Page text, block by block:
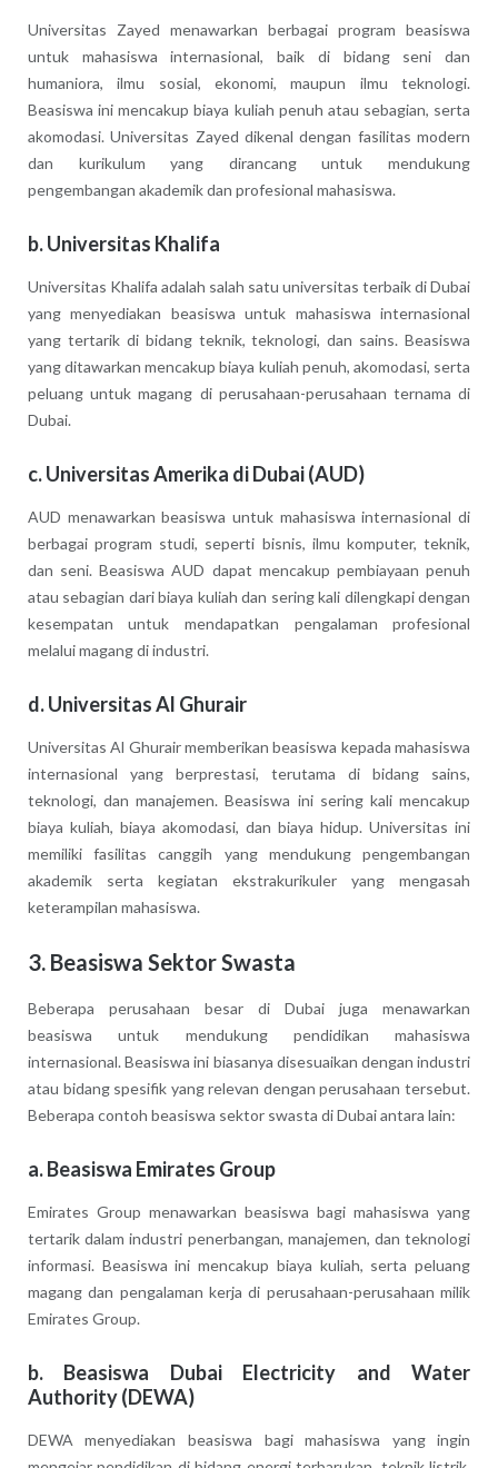
Universitas Zayed menawarkan berbagai program beasiswa
untuk mahasiswa internasional, baik di bidang seni dan
humaniora, ilmu sosial, ekonomi, maupun ilmu teknologi.
Beasiswa ini mencakup biaya kuliah penuh atau sebagian, serta
akomodasi. Universitas Zayed dikenal dengan fasilitas modern
dan kurikulum yang dirancang untuk mendukung
pengembangan akademik dan profesional mahasiswa.
b.Universitas Khalifa
Universitas Khalifa adalah salah satu universitas terbaik di Dubai
yang menyediakan beasiswa untuk mahasiswa internasional
yang tertarik di bidang teknik, teknologi, dan sains. Beasiswa
yang ditawarkan mencakup biaya kuliah penuh, akomodasi, serta
peluang untuk magang di perusahaan-perusahaan ternama di
Dubai.
c.Universitas Amerika di Dubai (AUD)
AUD menawarkan beasiswa untuk mahasiswa internasional di
berbagai program studi, seperti bisnis, ilmu komputer, teknik,
dan seni. Beasiswa AUD dapat mencakup pembiayaan penuh
atau sebagian dari biaya kuliah dan sering kali dilengkapi dengan
kesempatan untuk mendapatkan pengalaman profesional
melalui magang di industri.
d.Universitas Al Ghurair
Universitas Al Ghurair memberikan beasiswa kepada mahasiswa
internasional yang berprestasi, terutama di bidang sains,
teknologi, dan manajemen. Beasiswa ini sering kali mencakup
biaya kuliah, biaya akomodasi, dan biaya hidup. Universitas ini
memiliki fasilitas canggih yang mendukung pengembangan
akademik serta kegiatan ekstrakurikuler yang mengasah
keterampilan mahasiswa.
3. Beasiswa Sektor Swasta
Beberapa perusahaan besar di Dubai juga menawarkan
beasiswa untuk mendukung pendidikan mahasiswa
internasional. Beasiswa ini biasanya disesuaikan dengan industri
atau bidang spesifik yang relevan dengan perusahaan tersebut.
Beberapa contoh beasiswa sektor swasta di Dubai antara lain:
a.Beasiswa Emirates Group
Emirates Group menawarkan beasiswa bagi mahasiswa yang
tertarik dalam industri penerbangan, manajemen, dan teknologi
informasi. Beasiswa ini mencakup biaya kuliah, serta peluang
magang dan pengalaman kerja di perusahaan-perusahaan milik
Emirates Group.
b. Beasiswa Dubai Electricity and Water
Authority (DEWA)
DEWA menyediakan beasiswa bagi mahasiswa yang ingin